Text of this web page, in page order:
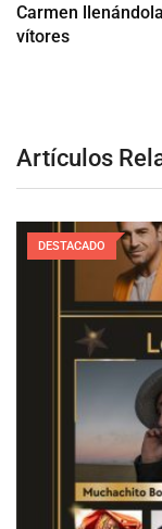
Carmen
vítores
Artículos
DESTACADO